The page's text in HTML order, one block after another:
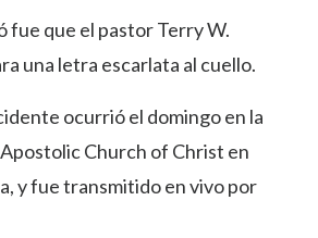
fue que el pastor Terry W.
una letra escarlata al cuello.
ocurrió el domingo en la
Church of Christ en
y fue transmitido en vivo por